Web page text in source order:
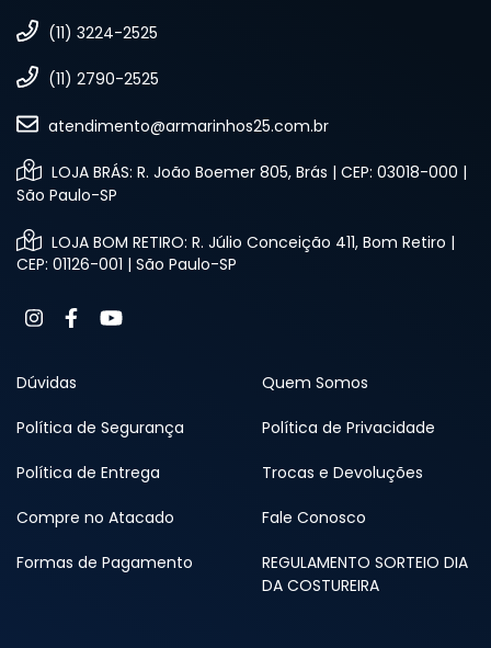
(11) 3224-2525
(11) 2790-2525
atendimento@armarinhos25.com.br
LOJA BRÁS: R. João Boemer 805, Brás | CEP: 03018-000 |
São Paulo-SP
LOJA BOM RETIRO: R. Júlio Conceição 411, Bom Retiro |
CEP: 01126-001 | São Paulo-SP
Dúvidas Quem Somos
Política de Segurança Política de Privacidade
Política de Entrega Trocas e Devoluções
Compre no Atacado Fale Conosco
Formas de Pagamento
REGULAMENTO SORTEIO DIA
DA COSTUREIRA